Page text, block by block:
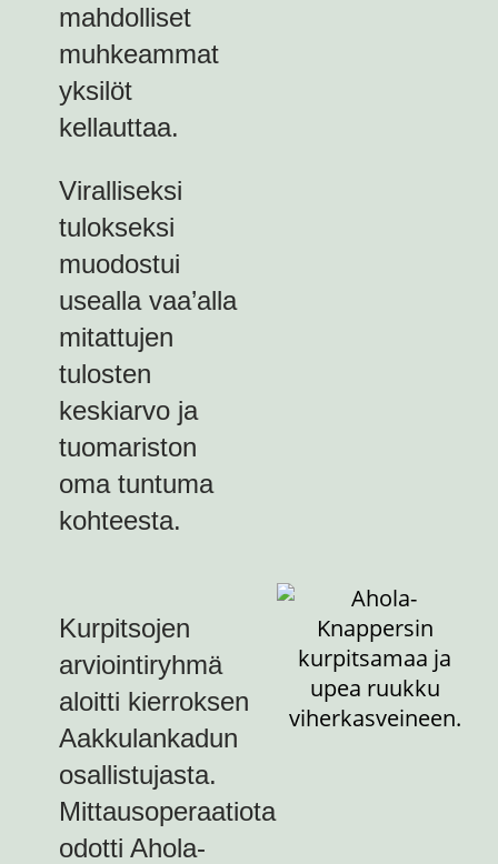
mahdolliset
muhkeammat
yksilöt
kellauttaa.
Viralliseksi
tulokseksi
muodostui
usealla vaa’alla
mitattujen
tulosten
keskiarvo ja
tuomariston
oma tuntuma
kohteesta.
Kurpitsojen
arviointiryhmä
aloitti kierroksen
Aakkulankadun
osallistujasta.
Mittausoperaatiota
odotti Ahola-